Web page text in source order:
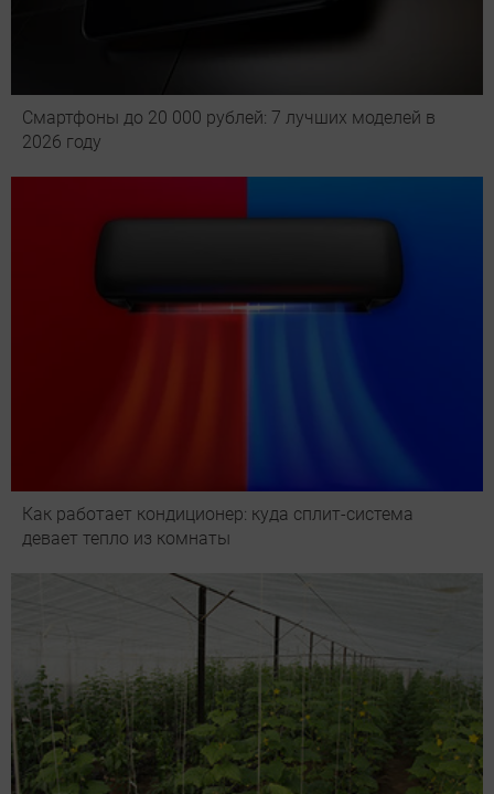
Смартфоны до 20 000 рублей: 7 лучших моделей в
2026 году
Как работает кондиционер: куда сплит-система
девает тепло из комнаты